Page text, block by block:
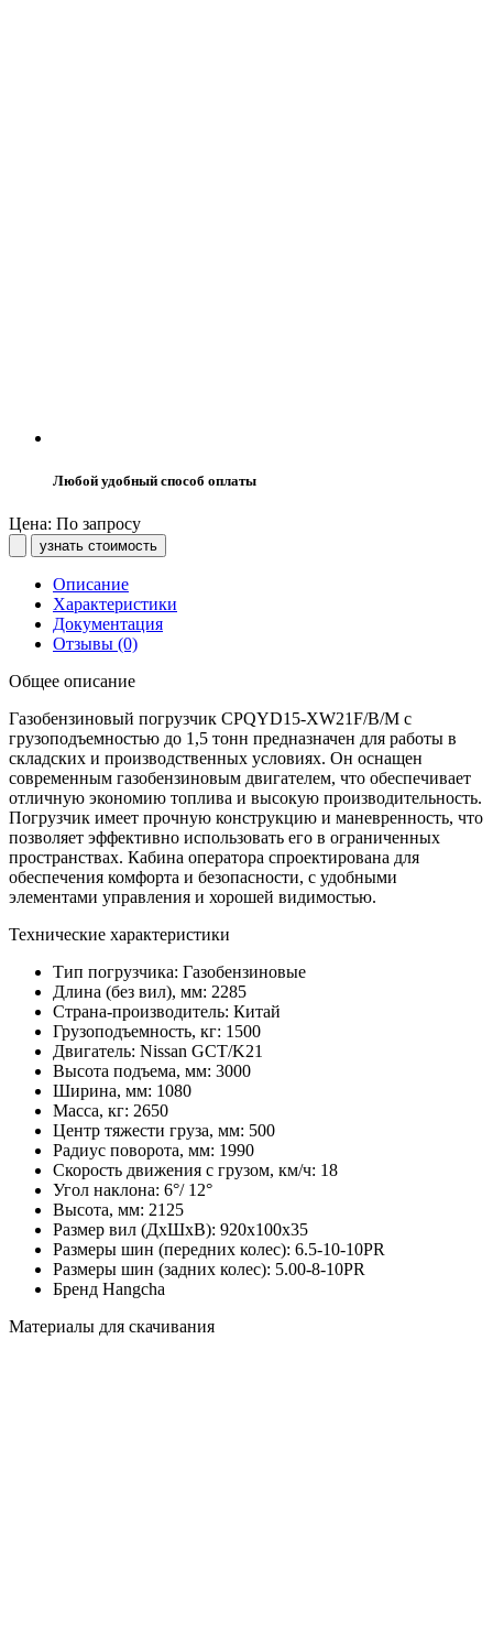
Любой удобный способ оплаты
Цена: По запросу
узнать стоимость
Описание
Характеристики
Документация
Отзывы (0)
Общее описание
Газобензиновый погрузчик CPQYD15-XW21F/B/M с
грузоподъемностью до 1,5 тонн предназначен для работы в
складских и производственных условиях. Он оснащен
современным газобензиновым двигателем, что обеспечивает
отличную экономию топлива и высокую производительность.
Погрузчик имеет прочную конструкцию и маневренность, что
позволяет эффективно использовать его в ограниченных
пространствах. Кабина оператора спроектирована для
обеспечения комфорта и безопасности, с удобными
элементами управления и хорошей видимостью.
Технические характеристики
Тип погрузчика: Газобензиновые
Длина (без вил), мм: 2285
Страна-производитель: Китай
Грузоподъемность, кг: 1500
Двигатель: Nissan GCT/K21
Высота подъема, мм: 3000
Ширина, мм: 1080
Масса, кг: 2650
Центр тяжести груза, мм: 500
Радиус поворота, мм: 1990
Скорость движения с грузом, км/ч: 18
Угол наклона: 6°/ 12°
Высота, мм: 2125
Размер вил (ДхШхВ): 920х100х35
Размеры шин (передних колес): 6.5-10-10PR
Размеры шин (задних колес): 5.00-8-10PR
Бренд Hangcha
Материалы для скачивания